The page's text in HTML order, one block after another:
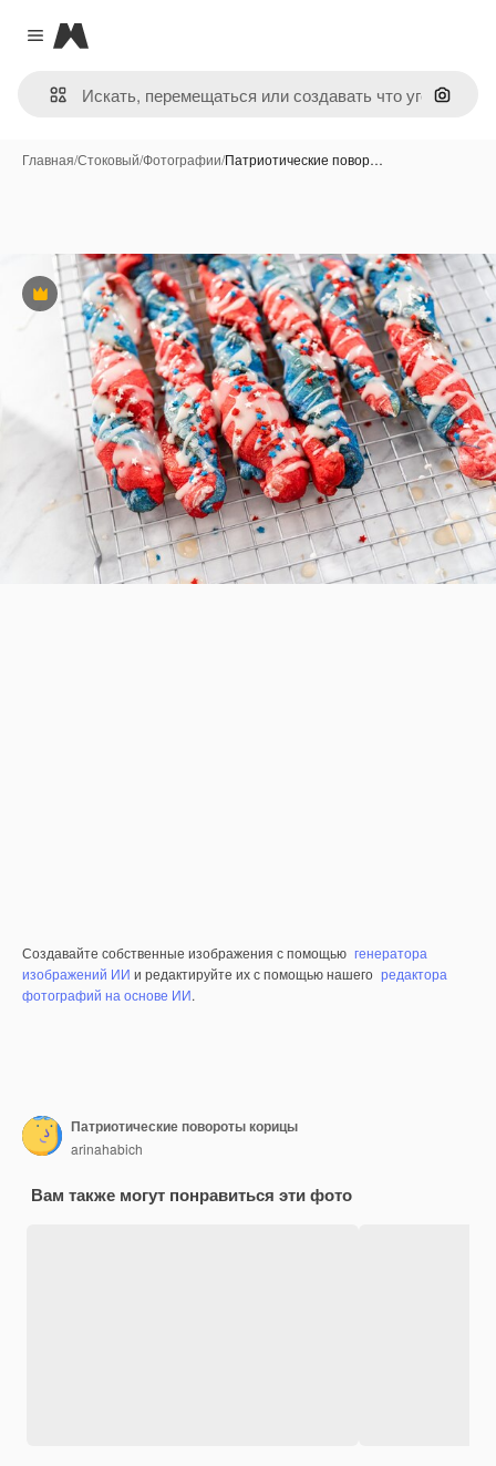
Close menu
Magnific
Поиск
Главная/Стоковый/Фотографии/Патриотические повор…
Премиум
Создавайте собственные изображения с помощью генератора
изображений ИИ и редактируйте их с помощью нашего редактора
фотографий на основе ИИ.
Патриотические повороты корицы
arinahabich
Вам также могут понравиться эти фото